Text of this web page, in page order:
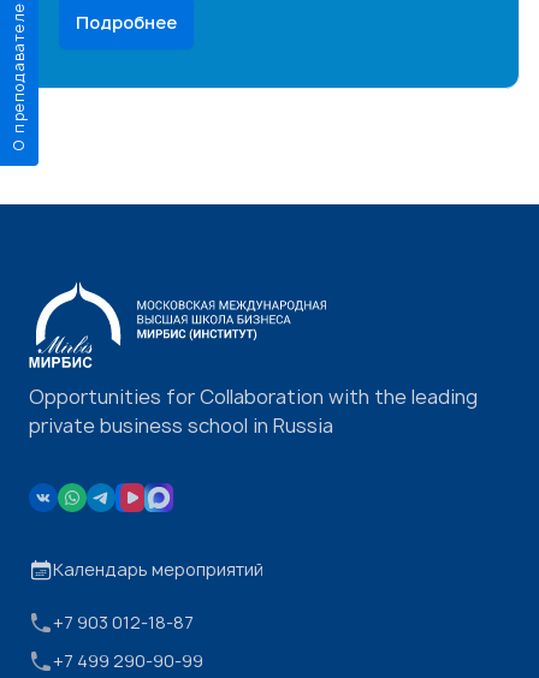
Подробнее
О преподавателе
Opportunities for Collaboration with the leading
private business school in Russia
Календарь мероприятий
+7 903 012-18-87
+7 499 290-90-99